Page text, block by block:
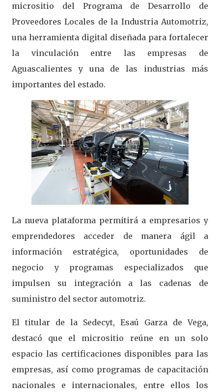
micrositio del Programa de Desarrollo de
Proveedores Locales de la Industria Automotriz,
una herramienta digital diseñada para fortalecer
la vinculación entre las empresas de
Aguascalientes y una de las industrias más
importantes del estado.
La nueva plataforma permitirá a empresarios y
emprendedores acceder de manera ágil a
información estratégica, oportunidades de
negocio y programas especializados que
impulsen su integración a las cadenas de
suministro del sector automotriz.
El titular de la Sedecyt, Esaú Garza de Vega,
destacó que el micrositio reúne en un solo
espacio las certificaciones disponibles para las
empresas, así como programas de capacitación
nacionales e internacionales, entre ellos los